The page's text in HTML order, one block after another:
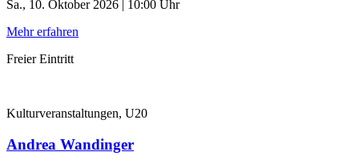
Sa., 10. Oktober 2026 | 10:00 Uhr
Mehr erfahren
Freier Eintritt
Kulturveranstaltungen, U20
Andrea Wandinger